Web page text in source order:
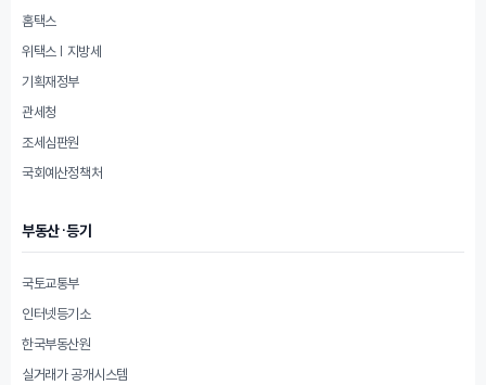
홈택스
위택스 | 지방세
기획재정부
관세청
조세심판원
국회예산정책처
부동산·등기
국토교통부
인터넷등기소
한국부동산원
실거래가 공개시스템